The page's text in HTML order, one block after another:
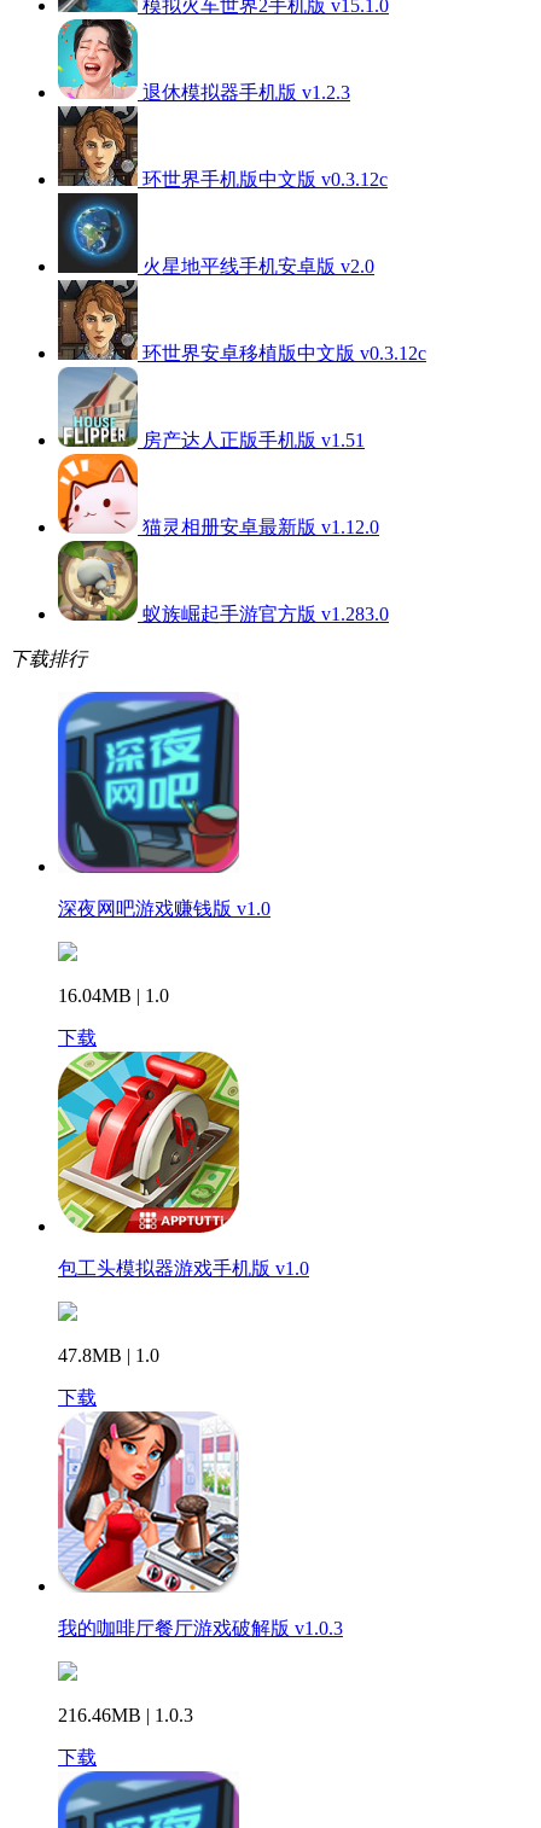
模拟火车世界2手机版 v15.1.0
退休模拟器手机版 v1.2.3
环世界手机版中文版 v0.3.12c
火星地平线手机安卓版 v2.0
环世界安卓移植版中文版 v0.3.12c
房产达人正版手机版 v1.51
猫灵相册安卓最新版 v1.12.0
蚁族崛起手游官方版 v1.283.0
下载排行
深夜网吧游戏赚钱版 v1.0
16.04MB | 1.0
下载
包工头模拟器游戏手机版 v1.0
47.8MB | 1.0
下载
我的咖啡厅餐厅游戏破解版 v1.0.3
216.46MB | 1.0.3
下载